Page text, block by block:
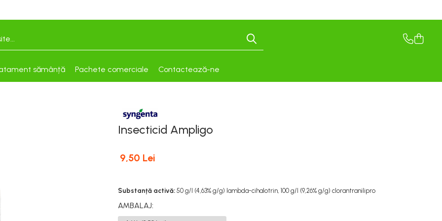
sămânță Pachete comerciale Contactează-ne
Insecticid Ampligo
9,50 Lei
Substanță activă: 50 g/l (4,63% g/g) lambda-cihalotrin, 100 g/l (9,26% g/g) clorantranilipro
AMBALAJ: